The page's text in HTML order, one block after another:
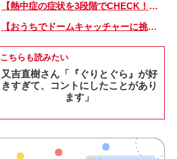
【熱中症の症状を3段階でCHECK！】症状が軽い順にⅠ～Ⅲ度に分類。この症状が出ていたら、医療機関に連絡を！
【おうちでドームキャッチャーに挑戦だ】アンパンマン わくわくドームキャッチャー
こちらも読みたい
又吉直樹さん「『ぐりとぐら』が好
きすぎて、コントにしたことがあり
ます」